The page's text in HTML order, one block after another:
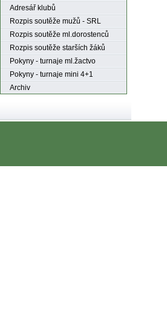
Adresář klubů
Rozpis soutěže mužů - SRL
Rozpis soutěže ml.dorostenců
Rozpis soutěže starších žáků
Pokyny - turnaje ml.žactvo
Pokyny - turnaje mini 4+1
Archiv